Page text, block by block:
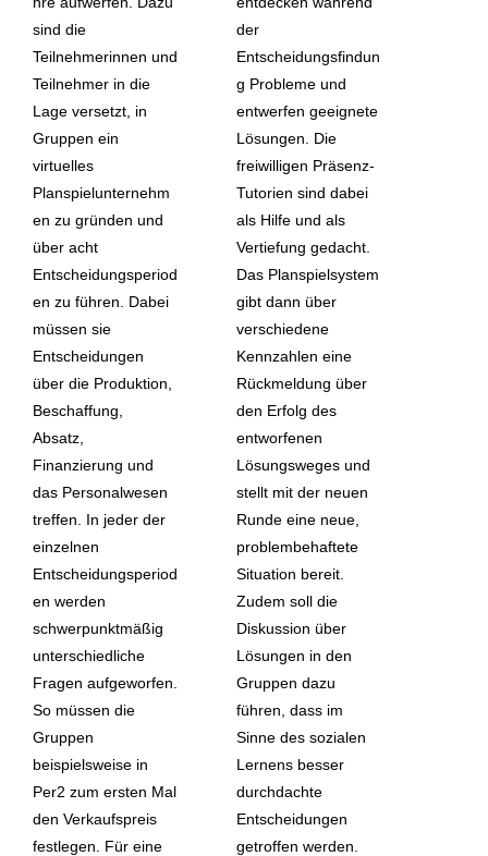
sind die
Teilnehmerinnen und
Teilnehmer in die
Lage versetzt, in
Gruppen ein
virtuelles
Planspielunternehm
en zu gründen und
über acht
Entscheidungsperiod
en zu führen. Dabei
müssen sie
Entscheidungen
über die Produktion,
Beschaffung,
Absatz,
Finanzierung und
das Personalwesen
treffen. In jeder der
einzelnen
Entscheidungsperiod
en werden
schwerpunktmäßig
unterschiedliche
Fragen aufgeworfen.
So müssen die
Gruppen
beispielsweise in
Per2 zum ersten Mal
den Verkaufspreis
festlegen. Für eine
der
Entscheidungsfindun
g Probleme und
entwerfen geeignete
Lösungen. Die
freiwilligen Präsenz-
Tutorien sind dabei
als Hilfe und als
Vertiefung gedacht.
Das Planspielsystem
gibt dann über
verschiedene
Kennzahlen eine
Rückmeldung über
den Erfolg des
entworfenen
Lösungsweges und
stellt mit der neuen
Runde eine neue,
problembehaftete
Situation bereit.
Zudem soll die
Diskussion über
Lösungen in den
Gruppen dazu
führen, dass im
Sinne des sozialen
Lernens besser
durchdachte
Entscheidungen
getroffen werden.